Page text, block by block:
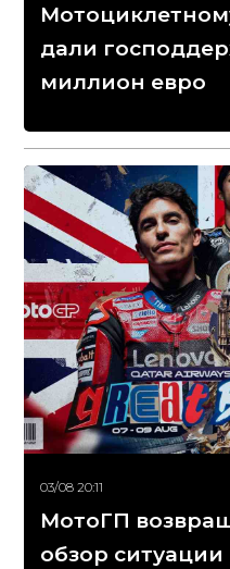
дали
миллион евро
03/08 20:11
МотоГП
обзор